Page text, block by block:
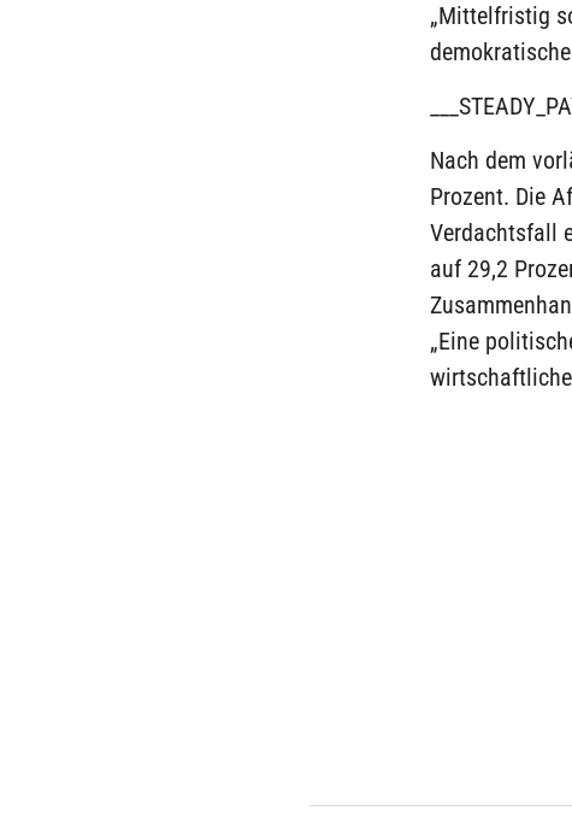
„Mittelfristig
Nach dem
Prozent. Die
Verdachtsfall
auf 29,2
„Eine